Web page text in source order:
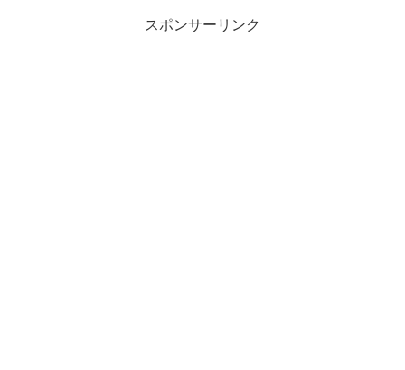
スポンサーリンク